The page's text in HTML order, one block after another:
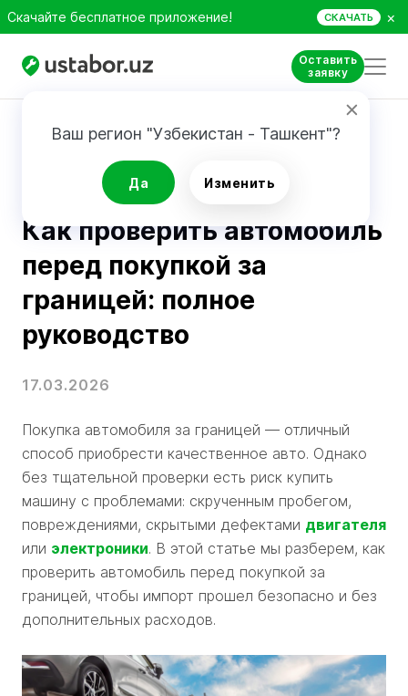
Скачайте бесплатное приложение! СКАЧАТЬ ×
Оставить
заявку
Ваш регион "Узбекистан - Ташкент"?
Да Изменить
Советы и лайфхаки
Как проверить автомобиль
перед покупкой за
границей: полное
руководство
17.03.2026
Покупка автомобиля за границей — отличный
способ приобрести качественное авто. Однако
без тщательной проверки есть риск купить
машину с проблемами: скрученным пробегом,
повреждениями, скрытыми дефектами двигателя
или электроники. В этой статье мы разберем, как
проверить автомобиль перед покупкой за
границей, чтобы импорт прошел безопасно и без
дополнительных расходов.